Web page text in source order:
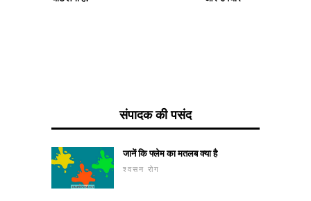
संपादक की पसंद
जानें कि फ्लेम का मतलब क्या है
श्वसन रोग